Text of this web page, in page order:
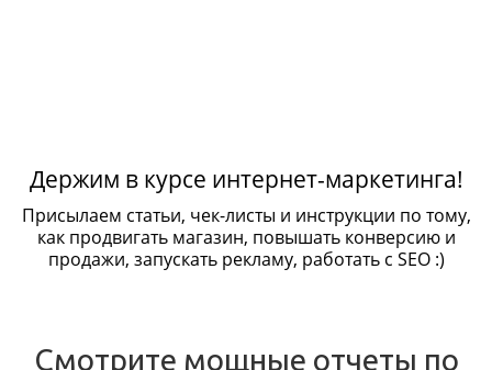
Держим в курсе интернет-маркетинга!
Присылаем статьи, чек-листы и инструкции по тому,
как продвигать магазин, повышать конверсию и
продажи, запускать рекламу, работать с SEO :)
Смотрите мощные отчеты по